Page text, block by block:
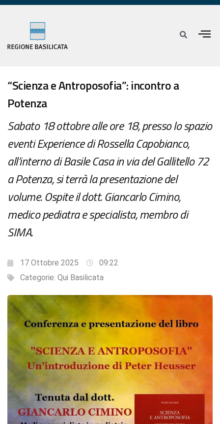
“Scienza e Antroposofia”: incontro a
Potenza
Sabato 18 ottobre alle ore 18, presso lo spazio
eventi Experience di Rossella Capobianco,
all’interno di Basile Casa in via del Gallitello 72
a Potenza, si terrà la presentazione del
volume. Ospite il dott. Giancarlo Cimino,
medico pediatra e specialista, membro di
SIMA.
17 Ottobre 2025
09:22
Categorie: Qui Basilicata